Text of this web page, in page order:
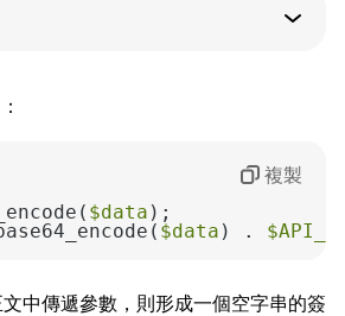
金鑰結合。
$data
$data ) .
複製
中傳遞參數，則形成一個空字串的簽